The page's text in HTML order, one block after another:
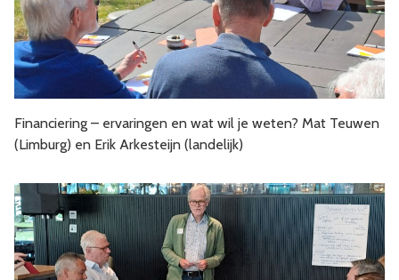
Financiering – ervaringen en wat wil je weten? Mat Teuwen
(Limburg) en Erik Arkesteijn (landelijk)